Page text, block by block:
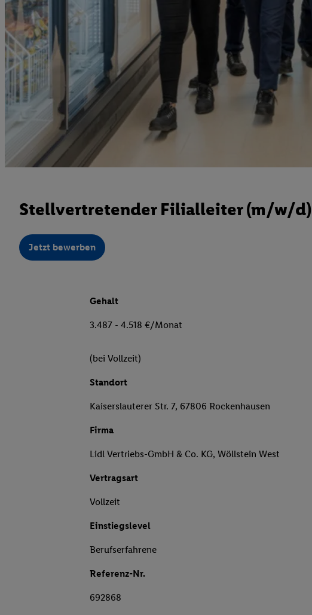
Stellvertretender Filialleiter (m/w/d)
Jetzt bewerben
Gehalt
3.487 - 4.518 €/Monat
(bei Vollzeit)
Standort
Kaiserslauterer Str. 7, 67806 Rockenhausen
Firma
Lidl Vertriebs-GmbH & Co. KG, Wöllstein West
Vertragsart
Vollzeit
Einstiegslevel
Berufserfahrene
Referenz-Nr.
692868